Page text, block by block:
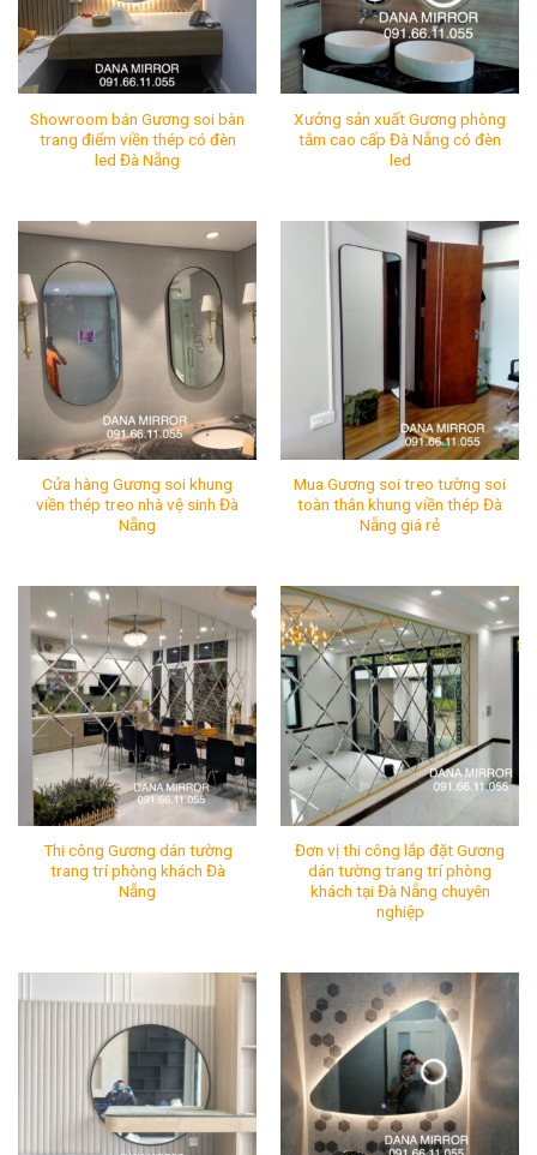
Tình Trạng:
Còn hàng
Showroom bán Gương soi bàn
trang điểm viền thép có đèn
led Đà Nẵng
Mã SP:
Tình Trạng:
Còn hàng
Xưởng sản xuất Gương phòng
tắm cao cấp Đà Nẵng có đèn
led
Mã SP:
Tình Trạng:Còn hàng
Cửa hàng Gương soi khung
viền thép treo nhà vệ sinh Đà
Nẵng
Mã SP:
Tình Trạng:Còn hàng
Mua Gương soi treo tường soi
toàn thân khung viền thép Đà
Nẵng giá rẻ
Tình Trạng:Còn hàng
Thi công Gương dán tường
trang trí phòng khách Đà
Nẵng
Mã SP:
Tình Trạng:Còn hàng
Đơn vị thi công lắp đặt Gương
dán tường trang trí phòng
khách tại Đà Nẵng chuyên
nghiệp